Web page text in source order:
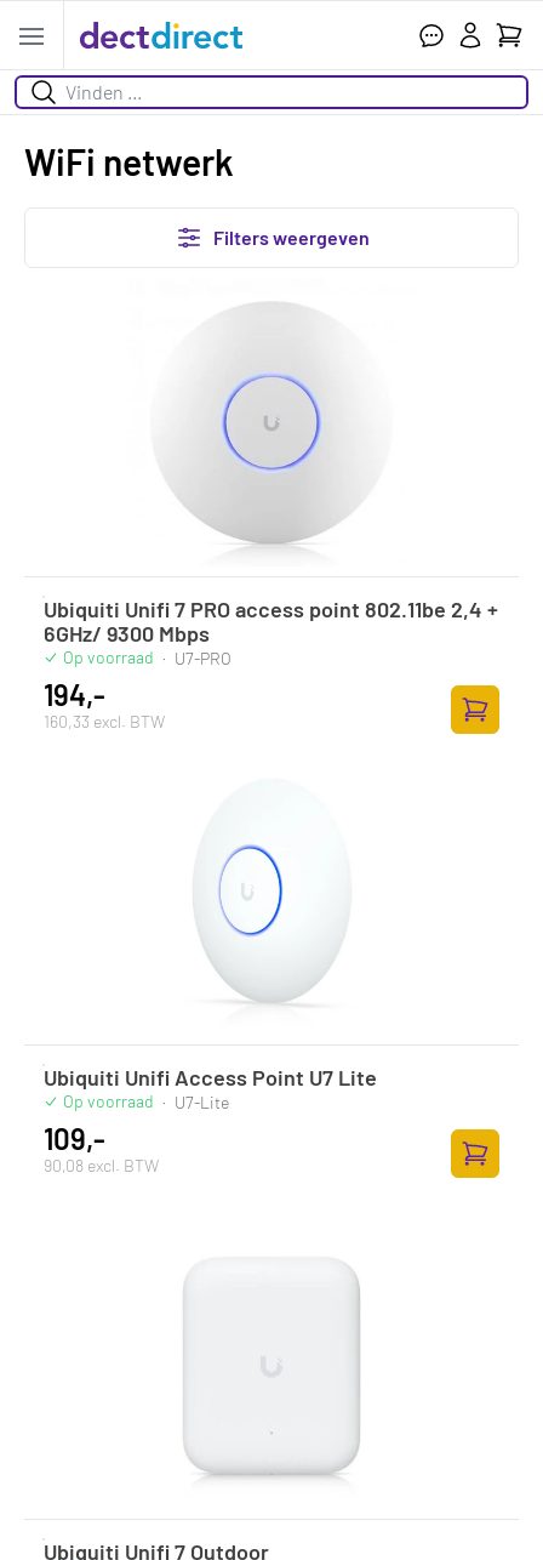
Open menu
Zoeken
WiFi netwerk
Filters weergeven
Ubiquiti Unifi 7 PRO access point 802.11be 2,4 +
6GHz/ 9300 Mbps
Op voorraad · U7-PRO
194,-
160,33 excl. BTW
Ubiquiti Unifi Access Point U7 Lite
Op voorraad · U7-Lite
109,-
90,08 excl. BTW
Ubiquiti Unifi 7 Outdoor